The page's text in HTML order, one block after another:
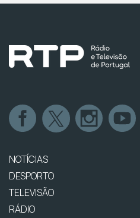
NOTÍCIAS
DESPORTO
TELEVISÃO
RÁDIO